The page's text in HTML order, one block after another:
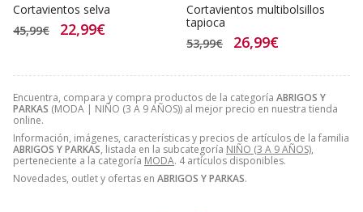
Encuentra, compara y compra productos de la categoría ABRIGOS Y
PARKAS (MODA | NIÑO (3 A 9 AÑOS)) al mejor precio en nuestra tienda
online.
Información, imágenes, características y precios de artículos de la familia
ABRIGOS Y PARKAS, listada en la subcategoría NIÑO (3 A 9 AÑOS),
perteneciente a la categoría MODA. 4 artículos disponibles.
Novedades, outlet y ofertas en ABRIGOS Y PARKAS.
Cortavientos selva
45,99€
22,99€
Cortavientos multibolsillos
tapioca
53,99€
26,99€